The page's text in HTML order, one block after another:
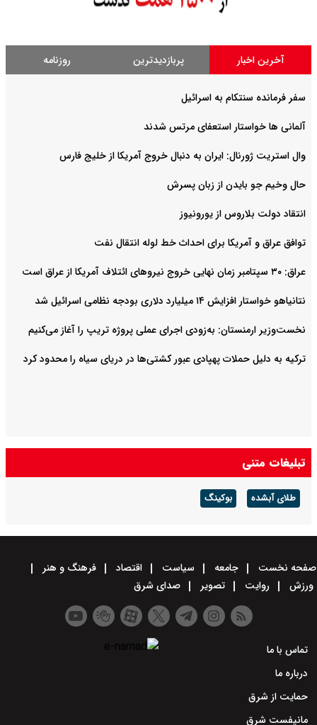
آخرین اخبار پربازدیدترین روزنامه
سفر فرمانده سنتکام به اسرائیل
آلمانی ها خواستار استعفای مرتس شدند
وال استریت ژورنال: ایران به دنبال خروج آمریکا از خلیج فارس
حال وخیم جو بایدن از زبان پسرش
انتقاد دولت بلاروس از یورونیوز
توافق عراق و آمریکا برای احداث خط لوله انتقال نفت
عراق: ۳۰ سپتامبر زمان نهایی خروج نیروهای ائتلاف آمریکا از عراق است
نتانیاهو خواستار افزایش ۱۴ میلیارد دلاری بودجه نظامی اسرائیل شد
نخست‌وزیر ارمنستان: به‌زودی اجرای عملی پروژه تریپ را آغاز می‌کنیم
ترکیه به دلیل حملات پهپادی عبور کشتی‌ها در دریای سیاه را محدود کرد
تبلیغات متنی
طلای آبشده بوکینگ
صفحه نخست جامعه سیاست اقتصاد
فرهنگ و هنر
ورزش
روایت تصویر صدای شرق
تماس با ما
درباره ما
حمایت از شرق
مانیفست شرق